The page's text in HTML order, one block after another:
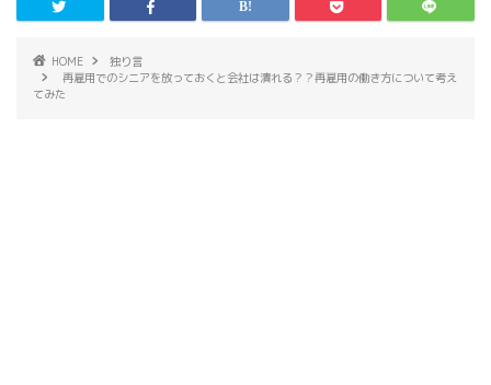
HOME
独り言
再雇用でのシニアを放っておくと会社は潰れる？？再雇用の働き方について考え
てみた